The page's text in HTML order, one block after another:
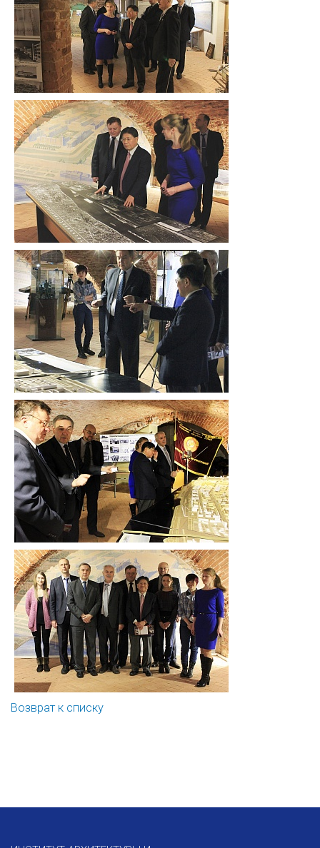
Возврат к списку